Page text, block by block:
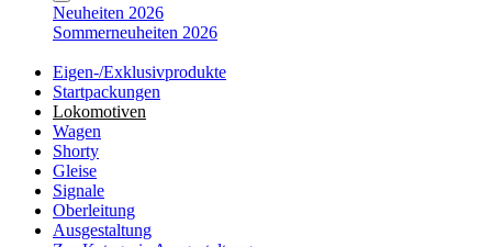
Neuheiten 2026
Sommerneuheiten 2026
Eigen-/Exklusivprodukte
Startpackungen
Lokomotiven
Wagen
Shorty
Gleise
Signale
Oberleitung
Ausgestaltung